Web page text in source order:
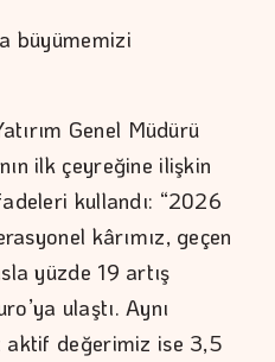
büyümemizi
Genel Müdürü
ilk çeyreğine ilişkin
kullandı: “2026
kârımız, geçen
yüzde 19 artış
ulaştı. Aynı
aktif değerimiz ise 3,5